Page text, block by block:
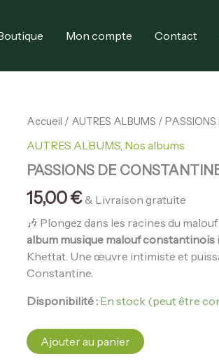
Mon compte Contact
Accueil / AUTRES ALBUMS / PASSIONS
AUTRES ALBUMS Nos albums
PASSIONS DE
15,00€& Livraison gratuite
🎶 Plongez dans les racines du
album musique malouf constantinois
Khettat. Une œuvre intimiste et
Constantine.
Disponibilité : En stock (peut être
quantité
PASSIONS
DE
CONSTANTINE
Ajouter au panier